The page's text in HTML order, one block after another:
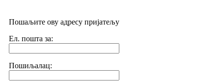
Пошаљите ову адресу пријатељу
Ел. пошта за:
Пошиљалац: